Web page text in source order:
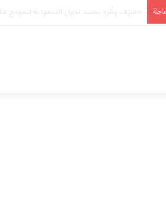
حالة الطقس المتوقعة ليوم السبت